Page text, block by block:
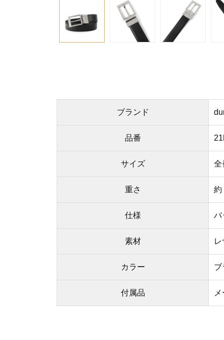
ブランド
品番
サイズ 全
重さ 約
仕様 バ
素材 レ
カラー ブ
付属品